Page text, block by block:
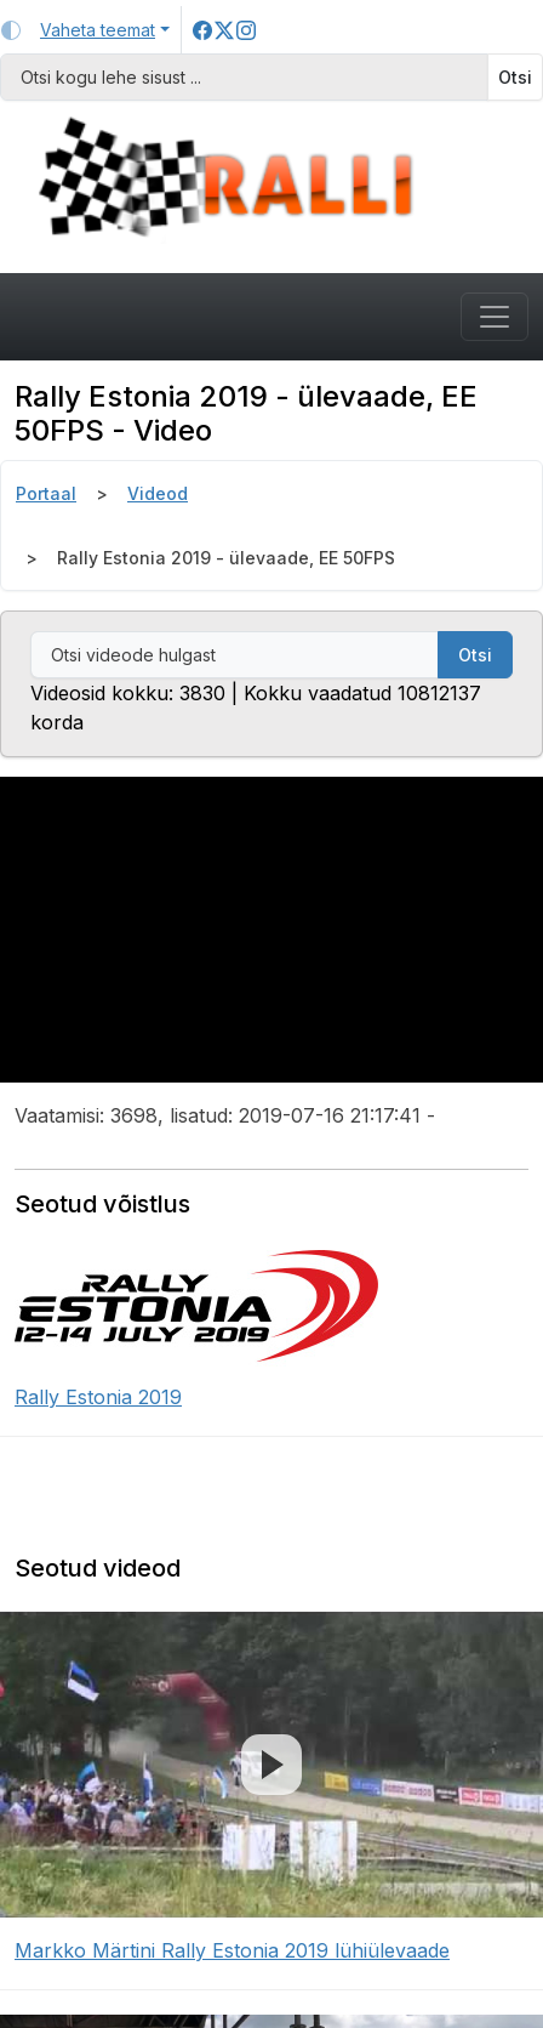
Vaheta teemat
Otsi
Rally Estonia 2019 - ülevaade, EE
50FPS - Video
Portaal Videod
Rally Estonia 2019 - ülevaade, EE 50FPS
Otsi
Videosid kokku: 3830 | Kokku vaadatud 10812137
korda
Vaatamisi: 3698, lisatud: 2019-07-16 21:17:41 -
Seotud võistlus
Rally Estonia 2019
Seotud videod
Markko Märtini Rally Estonia 2019 lühiülevaade